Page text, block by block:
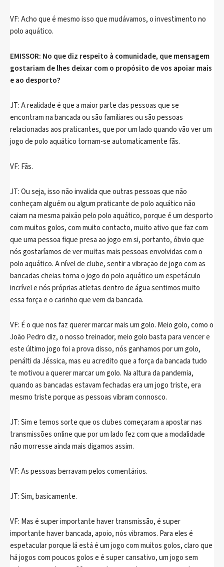
VF: Acho que é mesmo isso que mudávamos, o investimento no
polo aquático.
EMISSOR: No que diz respeito à comunidade, que mensagem
gostariam de lhes deixar com o propósito de vos apoiar mais
e ao desporto?
JT: A realidade é que a maior parte das pessoas que se
encontram na bancada ou são familiares ou são pessoas
relacionadas aos praticantes, que por um lado quando vão ver um
jogo de polo aquático tornam-se automaticamente fãs.
VF: Fãs.
JT: Ou seja, isso não invalida que outras pessoas que não
conheçam alguém ou algum praticante de polo aquático não
caiam na mesma paixão pelo polo aquático, porque é um desporto
com muitos golos, com muito contacto, muito ativo que faz com
que uma pessoa fique presa ao jogo em si, portanto, óbvio que
nós gostaríamos de ver muitas mais pessoas envolvidas com o
polo aquático. A nível de clube, sentir a vibração de jogo com as
bancadas cheias torna o jogo do polo aquático um espetáculo
incrível e nós próprias atletas dentro de água sentimos muito
essa força e o carinho que vem da bancada.
VF: É o que nos faz querer marcar mais um golo. Meio golo, como o
João Pedro diz, o nosso treinador, meio golo basta para vencer e
este último jogo foi a prova disso, nós ganhamos por um golo,
penálti da Jéssica, mas eu acredito que a força da bancada tudo
te motivou a querer marcar um golo. Na altura da pandemia,
quando as bancadas estavam fechadas era um jogo triste, era
mesmo triste porque as pessoas vibram connosco.
JT: Sim e temos sorte que os clubes começaram a apostar nas
transmissões online que por um lado fez com que a modalidade
não morresse ainda mais digamos assim.
VF: As pessoas berravam pelos comentários.
JT: Sim, basicamente.
VF: Mas é super importante haver transmissão, é super
importante haver bancada, apoio, nós vibramos. Para eles é
espetacular porque lá está é um jogo com muitos golos, claro que
há jogos com poucos golos e é super cansativo, um jogo sem